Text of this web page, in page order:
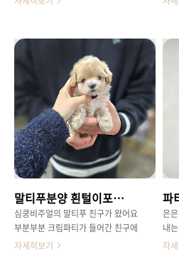
요런 모습 머즐길이도 짧고전체적으
로 아주 작은 체형컸을때도 1키로 후
반대~2키로 초반대로예상하고 있는
왕쪼꼬미 말티폼 아가입니다! 귀여운
정면샷 .. 😥😥요런 스타일의 말티폼
아가는모색 자체가 일단 귀하기 때문
에 또 언제 만나볼지 기약이 아예 없
는 ..정말 정말 심장이 콩닥콩닥강렬
한 첫인상을 남겨준 크루엘라에요 국
민강아지 말티즈와남녀노소 많은 분
들께항상 예뿌다는 칭찬듣는포메라
니안의 만남으로 태어난말티폼 ~~
서로의 단점은 보완되어더 건강하고
털빠짐은 덜해진사랑스러운 말티폼
바로 만나보실 수 있는귀만 까만 파
티말티폼..
게
턱
트
미
한
방
애
째
아
하
블
건
고
있
말티푸분양 흰털이포인트 꼬막이
심쿵비주얼의 말티푸 친구가 왔어요
부분부분 크림파티가 들어간 친구에
요러블리 요정의 비주얼우아한 외모
자세히보기
은
내
조
자